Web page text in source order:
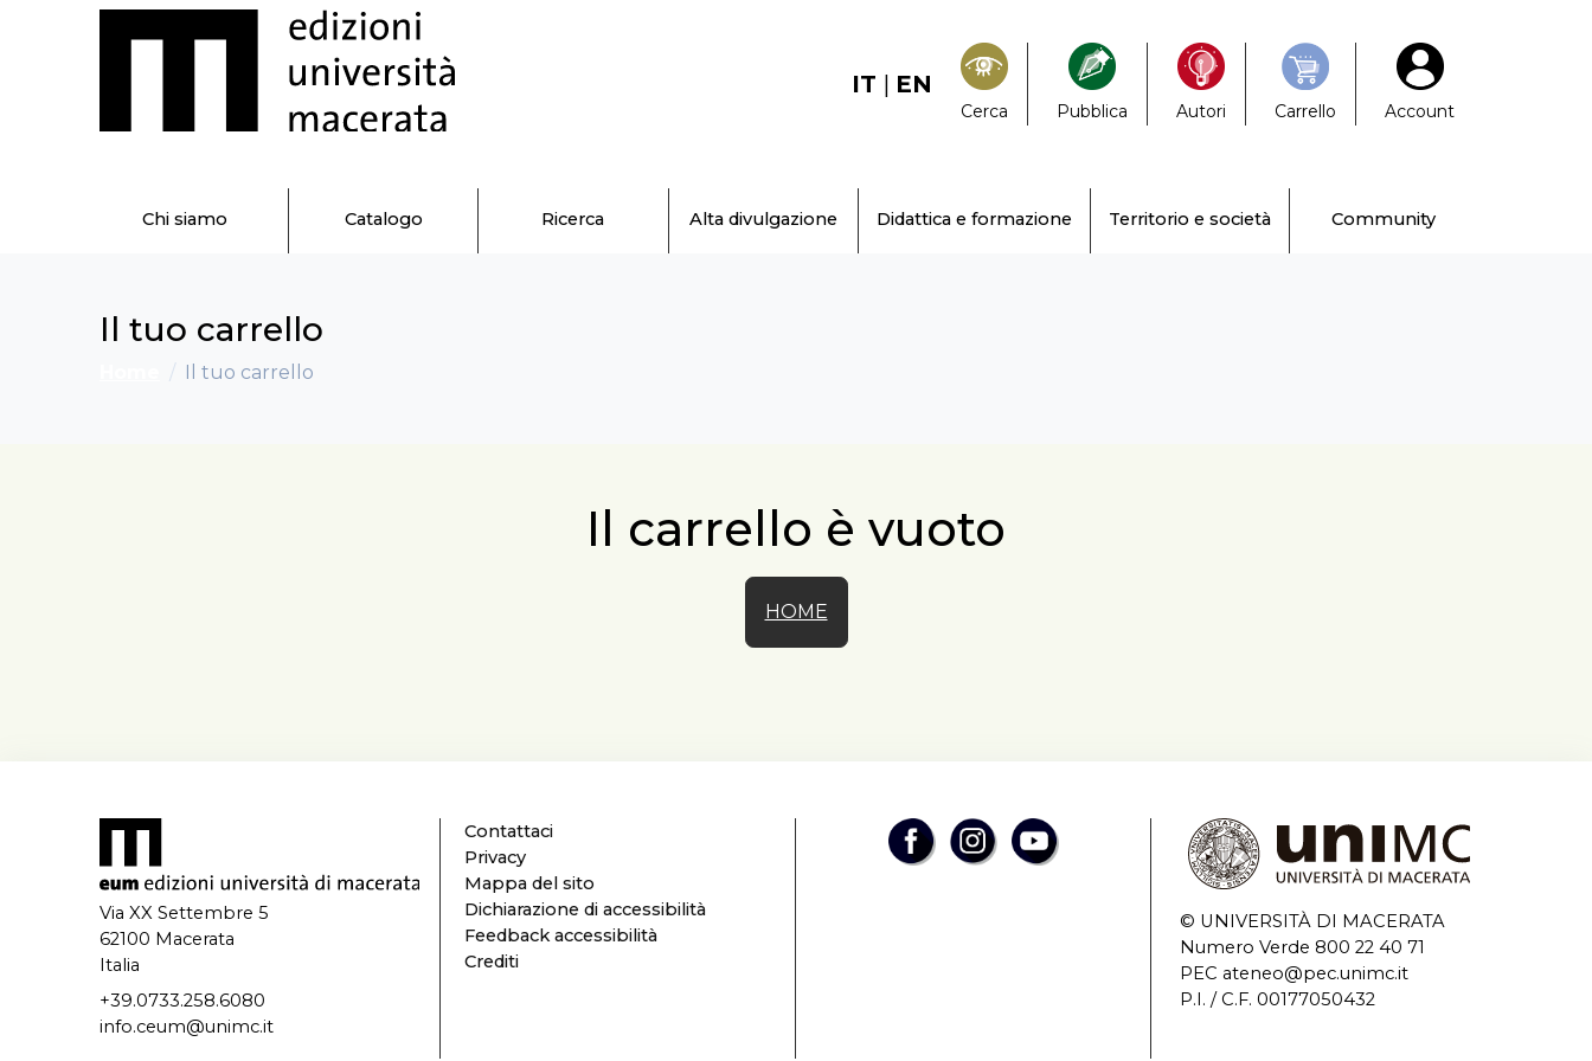
IT | EN
Cerca Pubblica Autori Carrello Account
Chi siamo Catalogo Ricerca Alta divulgazione Didattica e formazione Territorio e società Community
Il tuo carrello
Il tuo carrello
Il carrello è vuoto
HOME
Via XX Settembre 5
62100 Macerata
Italia
+39.0733.258.6080
info.ceum@unimc.it
Contattaci
Privacy
Mappa del sito
Dichiarazione di accessibilità
Feedback accessibilità
Crediti
© UNIVERSITÀ DI MACERATA
Numero Verde 800 22 40 71
PEC ateneo@pec.unimc.it
P.I. / C.F. 00177050432